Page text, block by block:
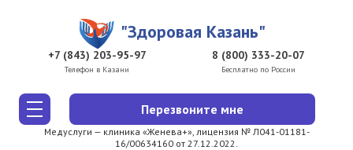
"Здоровая Казань"
+7 (843) 203-95-97
Телефон в Казани
8 (800) 333-20-07
Бесплатно по России
Перезвоните мне
Медуслуги — клиника «Женева+», лицензия № Л041-01181-
16/00634160 от 27.12.2022.